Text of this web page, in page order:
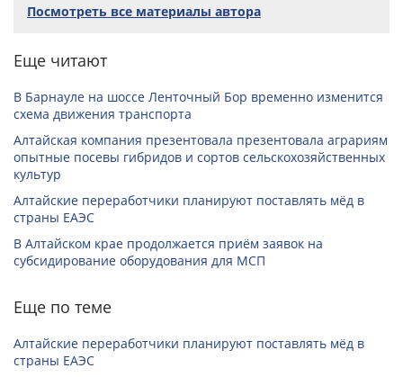
Посмотреть все материалы автора
Еще читают
В Барнауле на шоссе Ленточный Бор временно изменится
схема движения транспорта
Алтайская компания презентовала презентовала аграриям
опытные посевы гибридов и сортов сельскохозяйственных
культур
Алтайские переработчики планируют поставлять мёд в
страны ЕАЭС
В Алтайском крае продолжается приём заявок на
субсидирование оборудования для МСП
Еще по теме
Алтайские переработчики планируют поставлять мёд в
страны ЕАЭС